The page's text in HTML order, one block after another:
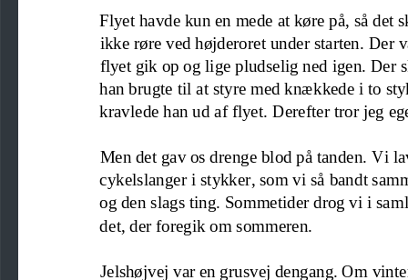
Flyet havde kun en mede at køre på, så det
ikke røre ved højderoret under starten. Der
flyet gik op og lige pludselig ned igen. Der
han brugte til at styre med knækkede i to
kravlede han ud af flyet. Derefter tror jeg
Men det gav os drenge blod på tanden. Vi
cykelslanger i stykker, som vi så bandt
og den slags ting. Sommetider drog vi i
det, der foregik om sommeren.
Jelshøjvej var en grusvej dengang. Om